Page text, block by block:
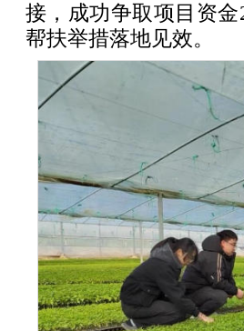
接，成功争取项目资
帮扶举措落地见效。